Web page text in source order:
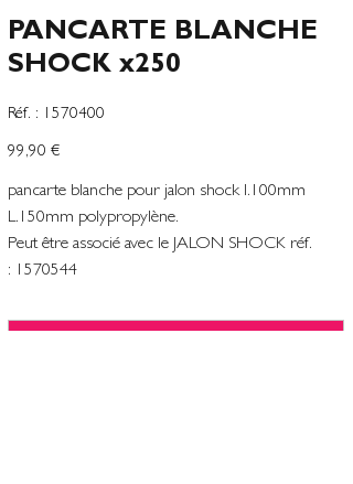
PANCARTE BLANCHE
SHOCK x250
Réf. :
SKU
1570400
1570400
Precio
99,90 €
pancarte blanche pour jalon shock l.100mm
L.150mm polypropylène.
Peut être associé avec le JALON SHOCK réf.
: 1570544